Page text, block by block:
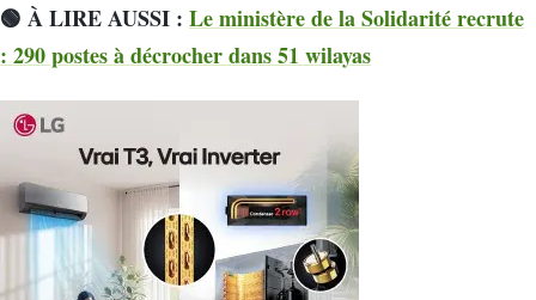
🟢 À LIRE AUSSI : Le ministère de la Solidarité recrute
: 290 postes à décrocher dans 51 wilayas